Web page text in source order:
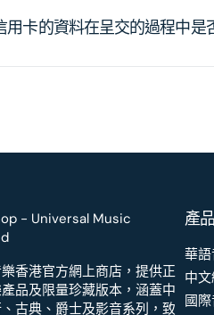
用卡的資料在呈交的過程中是
香港官方網上商店，提供正
品及限量珍藏版本，涵蓋中
古典、爵士及影音系列，致
產
華
中
國